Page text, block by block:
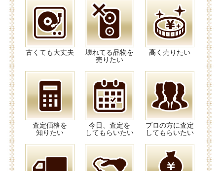
古くても大丈夫
壊れてる品物を
売りたい
高く売りたい
査定価格を
知りたい
今日、査定を
してもらいたい
プロの方に査定
してもらいたい